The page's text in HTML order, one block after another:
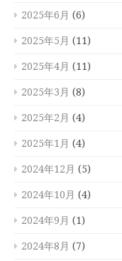
2025年6月 (6)
2025年5月 (11)
2025年4月 (11)
2025年3月 (8)
2025年2月 (4)
2025年1月 (4)
2024年12月 (5)
2024年10月 (4)
2024年9月 (1)
2024年8月 (7)